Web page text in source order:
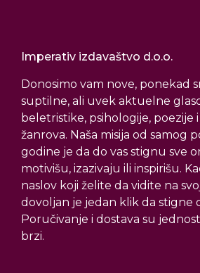
Imperativ izdavaštvo d.o.o.
Donosimo vam nove, ponekad
suptilne, ali uvek aktuelne
beletristike, psihologije, poezije
žanrova. Naša misija od samog
godine je da do vas stignu sve
motivišu, izazivaju ili inspirišu.
naslov koji želite da vidite na
dovoljan je jedan klik da stigne
Poručivanje i dostava su
brzi.